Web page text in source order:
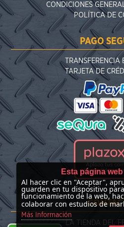
CONDICIONES
POLÍTICA DE
PAGO
TRANSFERENCIA
TARJETA DE
LA TIENDA DEL
Esta página
Al hacer clic en "Aceptar",
guarden en tu dispositivo
funcionamiento de la web,
colaborar con estudios de
Más Información